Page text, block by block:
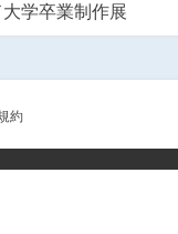
大学卒業制作展
約